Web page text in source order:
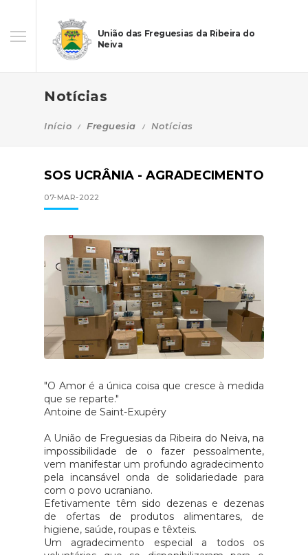
União das Freguesias da Ribeira do
Neiva
Notícias
Início Freguesia Notícias
SOS UCRÂNIA - AGRADECIMENTO
07-MAR-2022
"O Amor é a única coisa que cresce à medida
que se reparte."
Antoine de Saint-Exupéry
A União de Freguesias da Ribeira do Neiva, na
impossibilidade de o fazer pessoalmente,
vem manifestar um profundo agradecimento
pela incansável onda de solidariedade para
com o povo ucraniano.
Efetivamente têm sido dezenas e dezenas
de ofertas de produtos alimentares, de
higiene, saúde, roupas e têxteis.
Um agradecimento especial a todos os